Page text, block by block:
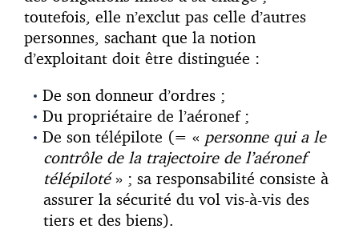
toutefois, elle n’exclut pas celle d’autres
personnes, sachant que la notion
d’exploitant doit être distinguée :
De son donneur d’ordres ;
Du propriétaire de l’aéronef ;
De son télépilote (= « personne qui a le
contrôle de la trajectoire de l’aéronef
télépiloté» ; sa responsabilité consiste à
assurer la sécurité du vol vis-à-vis des
tiers et des biens).